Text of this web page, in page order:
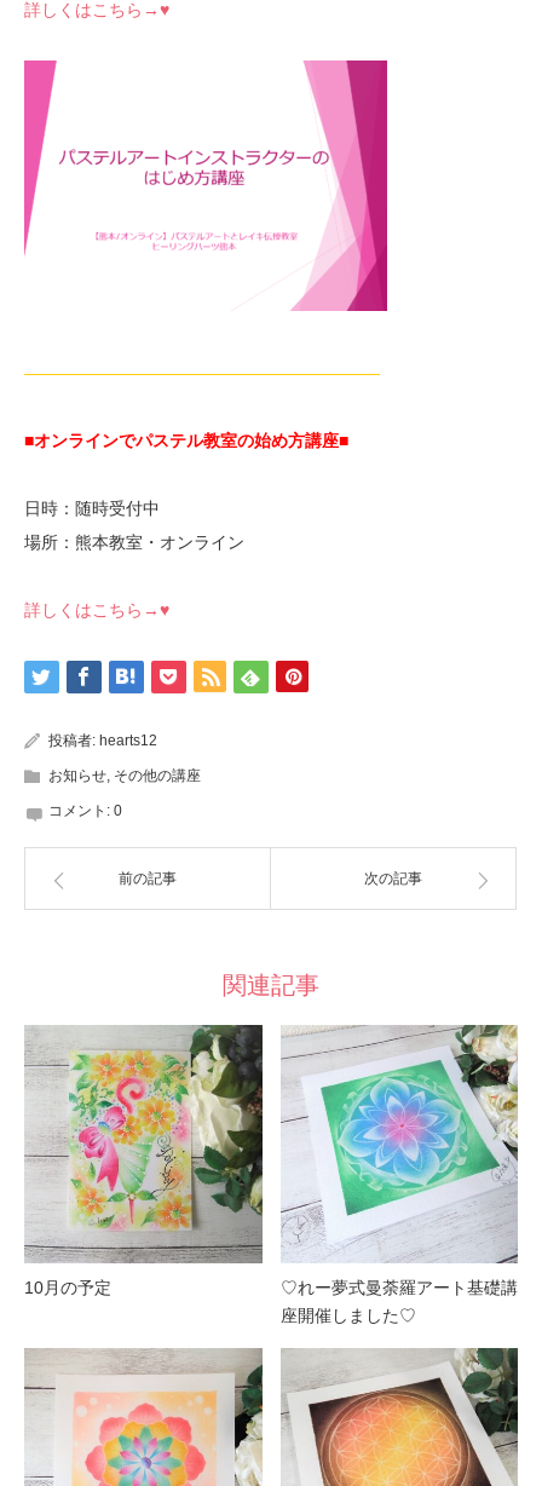
詳しくはこちら→♥
—————————————————————
■オンラインでパステル教室の始め方講座■
日時：随時受付中
場所：熊本教室・オンライン
詳しくはこちら→♥
投稿者: hearts12
お知らせ, その他の講座
コメント: 0
前の記事 次の記事
関連記事
10月の予定
♡れー夢式曼荼羅アート基礎講
座開催しました♡